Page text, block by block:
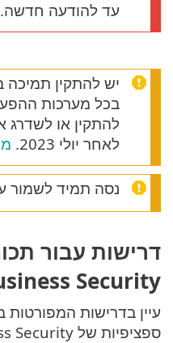
עד להודעה חדשה.
לאחר יולי 2023.
נסה תמיד לשמור
Security
עיין בדרישות
ספציפיות של ESET Small Business Security: